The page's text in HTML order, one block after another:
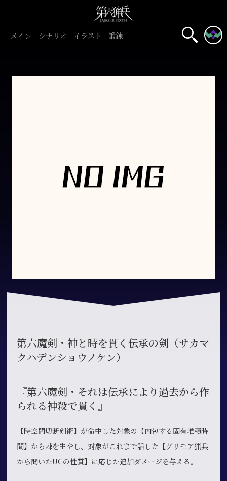
メイン シナリオ イラスト 鍛錬
第六魔剣・神と時を貫く伝承の剣（サカマ
クハデンショウノケン）
『第六魔剣・それは伝承により過去から作
られる神殺で貫く』
【時空間切断剣術】が命中した対象の【内包する固有堆積時
間】から棘を生やし、対象がこれまで話した【グリモア猟兵
から聞いたUCの性質】に応じた追加ダメージを与える。